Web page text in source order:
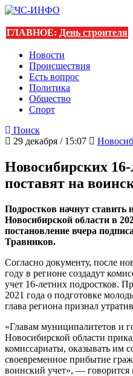
ГЛАВНОЕ: День строителя
Новости
Происшествия
Есть вопрос
Политика
Общество
Спорт
Поиск
29 декабря / 15:07
Новосибирских
поставят на
Подростков начнут ставить
Новосибирской области в
постановление вчера
Травников.
Согласно документу, после
году в регионе создадут
учет 16-летних подростков.
2021 года о подготовке
глава региона признал
«Главам муниципалитетов и
Новосибирской области
комиссариаты, оказывать им
своевременное прибытие
воинский учет», — говорится